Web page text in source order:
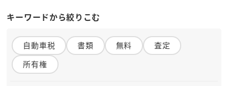
キーワードから絞りこむ
自動車税 書類 無料
査定
所有権